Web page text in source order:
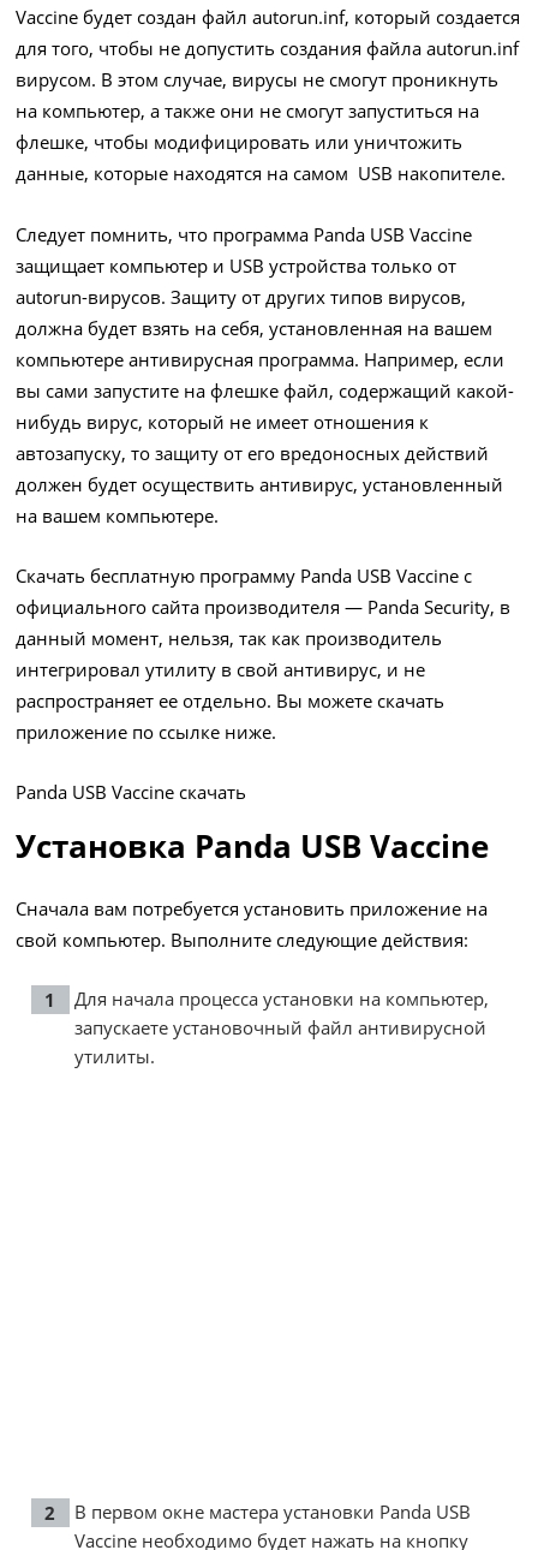
Vaccine будет создан файл autorun.inf, который создается
для того, чтобы не допустить создания файла autorun.inf
вирусом. В этом случае, вирусы не смогут проникнуть
на компьютер, а также они не смогут запуститься на
флешке, чтобы модифицировать или уничтожить
данные, которые находятся на самом USB накопителе.
Следует помнить, что программа Panda USB Vaccine
защищает компьютер и USB устройства только от
autorun-вирусов. Защиту от других типов вирусов,
должна будет взять на себя, установленная на вашем
компьютере антивирусная программа. Например, если
вы сами запустите на флешке файл, содержащий какой-
нибудь вирус, который не имеет отношения к
автозапуску, то защиту от его вредоносных действий
должен будет осуществить антивирус, установленный
на вашем компьютере.
Скачать бесплатную программу Panda USB Vaccine с
официального сайта производителя — Panda Security, в
данный момент, нельзя, так как производитель
интегрировал утилиту в свой антивирус, и не
распространяет ее отдельно. Вы можете скачать
приложение по ссылке ниже.
Panda USB Vaccine скачать
Установка Panda USB Vaccine
Сначала вам потребуется установить приложение на
свой компьютер. Выполните следующие действия:
Для начала процесса установки на компьютер,
запускаете установочный файл антивирусной
утилиты.
В первом окне мастера установки Panda USB
Vaccine необходимо будет нажать на кнопку